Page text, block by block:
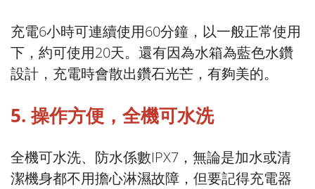
充電6小時可連續使用60分鐘，以一般正常使用
下，約可使用20天。還有因為水箱為藍色水鑽
設計，充電時會散出鑽石光芒，有夠美的。
5. 操作方便，全機可水洗
全機可水洗、防水係數IPX7，無論是加水或清
潔機身都不用擔心淋濕故障，但要記得充電器